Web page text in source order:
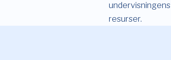
resurser.